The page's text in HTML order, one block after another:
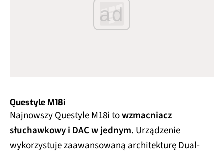
ad
Questyle M18i
Najnowszy Questyle M18i towzmacniacz
słuchawkowy i DAC w jednym . Urządzenie
wykorzystuje zaawansowaną architekturę Dual-